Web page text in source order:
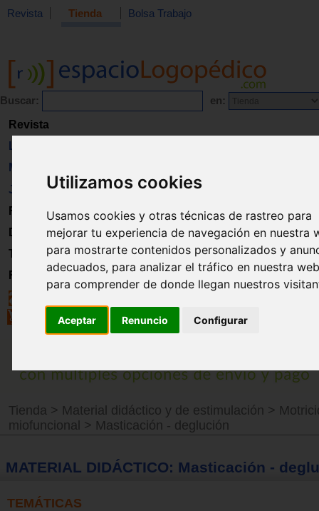
Utilizamos cookies
Usamos cookies y otras técnicas de rastreo para
mejorar tu experiencia de navegación en nuestra
para mostrarte contenidos personalizados y
adecuados, para analizar el tráfico en nuestra
para comprender de donde llegan nuestros
Aceptar Renuncio Configurar
Revista Tienda Bolsa Trabajo
Buscar: en:
Revista
Libros
Material
Juguetes
Formación
Directorio
Trabajo
Registro
Tienda > Material didáctico y de estimulación >
miofuncional
> Masticación - deglución
MATERIAL DIDÁCTICO: Masticación -
TEMÁTICAS